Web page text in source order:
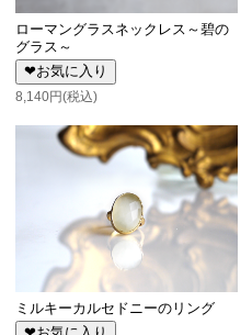
ローマングラスネックレス～碧の
グラス～
❤お気に入り
8,140円(税込)
ミルキーカルセドニーのリング